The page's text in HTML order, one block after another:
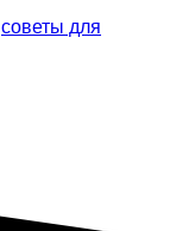
советы для